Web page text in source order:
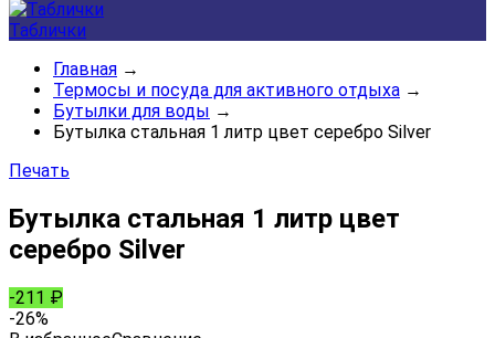
Таблички
Главная →
Термосы и посуда для активного отдыха →
Бутылки для воды →
Бутылка стальная 1 литр цвет серебро Silver
Печать
Бутылка стальная 1 литр цвет
серебро Silver
-211 ₽
-26%